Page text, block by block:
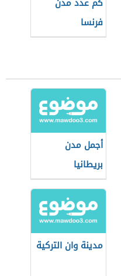
فرنسا
أجمل مدن
بريطانيا
مدينة وان التركية